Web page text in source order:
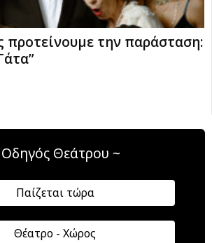
προτείνουμε την παράσταση:
Θεάτρου ~
Παίζεται τώρα
Θέατρο - Χώρος